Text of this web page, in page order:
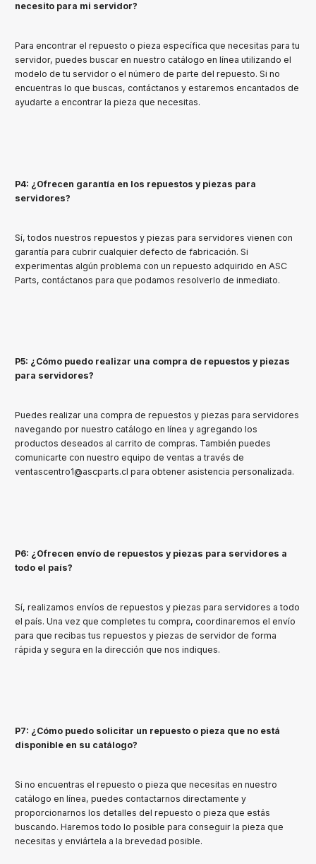
necesito para mi servidor?
Para encontrar el repuesto o pieza específica que necesitas para tu
servidor, puedes buscar en nuestro catálogo en línea utilizando el
modelo de tu servidor o el número de parte del repuesto. Si no
encuentras lo que buscas, contáctanos y estaremos encantados de
ayudarte a encontrar la pieza que necesitas.
P4: ¿Ofrecen garantía en los repuestos y piezas para
servidores?
Sí, todos nuestros repuestos y piezas para servidores vienen con
garantía para cubrir cualquier defecto de fabricación. Si
experimentas algún problema con un repuesto adquirido en ASC
Parts, contáctanos para que podamos resolverlo de inmediato.
P5: ¿Cómo puedo realizar una compra de repuestos y piezas
para servidores?
Puedes realizar una compra de repuestos y piezas para servidores
navegando por nuestro catálogo en línea y agregando los
productos deseados al carrito de compras. También puedes
comunicarte con nuestro equipo de ventas a través de
ventascentro1@ascparts.cl para obtener asistencia personalizada.
P6: ¿Ofrecen envío de repuestos y piezas para servidores a
todo el país?
Sí, realizamos envíos de repuestos y piezas para servidores a todo
el país. Una vez que completes tu compra, coordinaremos el envío
para que recibas tus repuestos y piezas de servidor de forma
rápida y segura en la dirección que nos indiques.
P7: ¿Cómo puedo solicitar un repuesto o pieza que no está
disponible en su catálogo?
Si no encuentras el repuesto o pieza que necesitas en nuestro
catálogo en línea, puedes contactarnos directamente y
proporcionarnos los detalles del repuesto o pieza que estás
buscando. Haremos todo lo posible para conseguir la pieza que
necesitas y enviártela a la brevedad posible.